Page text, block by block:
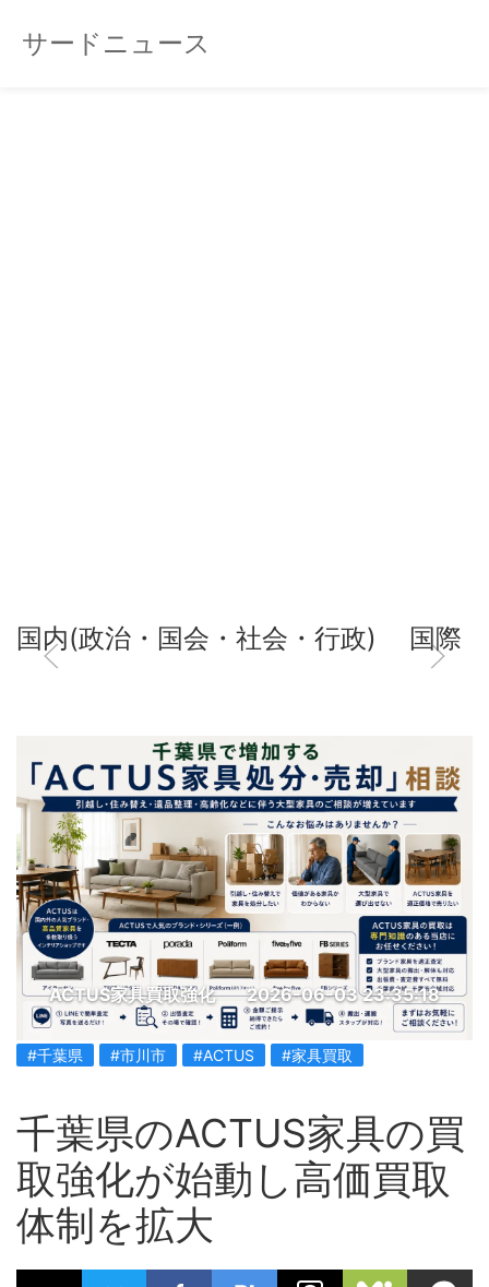
サードニュース
国内(政治・国会・社会・行政) 国際
ACTUS家具買取強化 2026-06-03 23:35:18
#千葉県 #市川市 #ACTUS #家具買取
千葉県のACTUS家具の買
取強化が始動し高価買取
体制を拡大